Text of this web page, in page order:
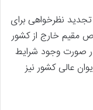
نظرخواهی برای
و برای اشخاص مقیم خارج از کشور
صورت وجود شرایط
عالی کشور نیز